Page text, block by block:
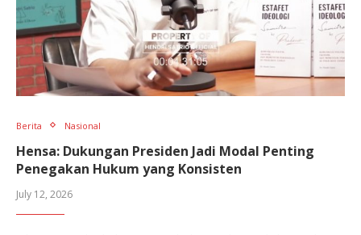
Berita Nasional
Hensa: Dukungan Presiden Jadi Modal Penting
Penegakan Hukum yang Konsisten
July 12, 2026